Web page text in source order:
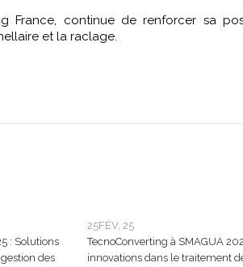
France, continue de renforcer sa
et la raclage.
: Solutions
des
25FÉV, 25
TecnoConverting à SMAGUA
innovations dans le traitement